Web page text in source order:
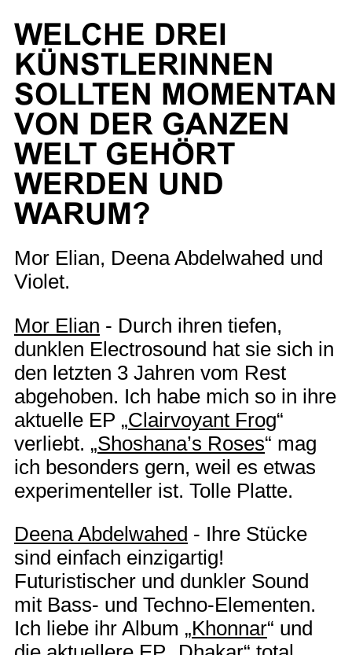
WELCHE DREI
KÜNSTLERINNEN
SOLLTEN MOMENTAN
VON DER GANZEN
WELT GEHÖRT
WERDEN UND
WARUM?
Mor Elian, Deena Abdelwahed und
Violet.
Mor Elian - Durch ihren tiefen,
dunklen Electrosound hat sie sich in
den letzten 3 Jahren vom Rest
abgehoben. Ich habe mich so in ihre
aktuelle EP „Clairvoyant Frog“
verliebt. „Shoshana’s Roses“ mag
ich besonders gern, weil es etwas
experimenteller ist. Tolle Platte.
Deena Abdelwahed - Ihre Stücke
sind einfach einzigartig!
Futuristischer und dunkler Sound
mit Bass- und Techno-Elementen.
Ich liebe ihr Album „Khonnar“ und